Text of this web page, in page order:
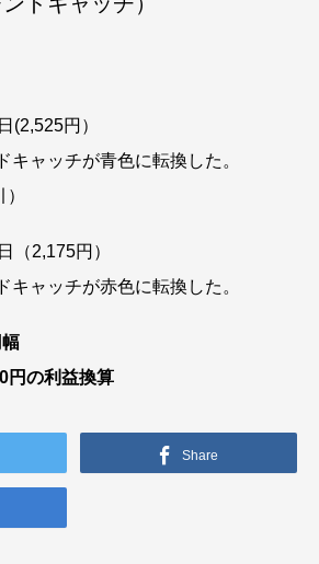
(2,525円）
ャッチが青色に転換した。
（2,175円）
ャッチが赤色に転換した。
円の利益換算
Share